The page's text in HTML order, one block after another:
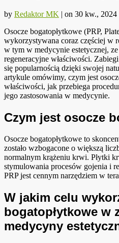
by Redaktor MK | on 30 kw., 2024
Osocze bogatopłytkowe (PRP,
wykorzystywana coraz częściej w
w tym w medycynie estetycznej,
regeneracyjne właściwości.
się popularnością dzięki swojej
artykule omówimy, czym jest
właściwości, jak przebiega
jego zastosowania w medycynie.
Czym jest osocze
Osocze bogatopłytkowe to
zostało wzbogacone o większą
normalnym krążeniu krwi. Płytki
stymulowania procesów gojenia i
PRP jest cennym narzędziem w
W jakim celu
bogatopłytkowe w
medycyny